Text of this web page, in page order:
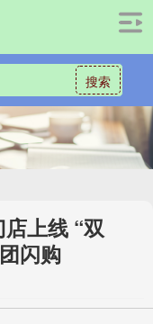
搜索
上线 “双
闪购